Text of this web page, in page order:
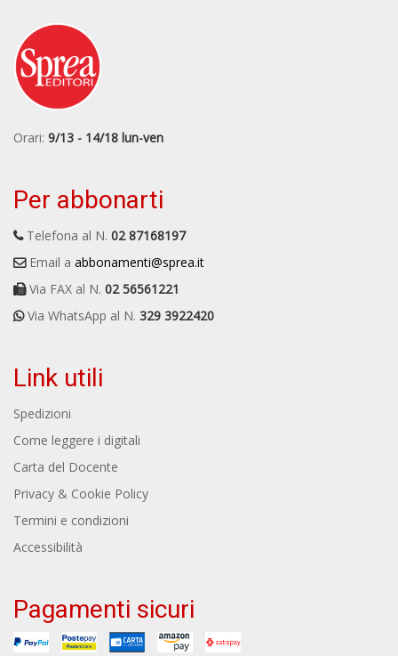
Orari: 9/13 - 14/18 lun-ven
Per abbonarti
Telefona al N. 02 87168197
Email a abbonamenti@sprea.it
Via FAX al N. 02 56561221
Via WhatsApp al N. 329 3922420
Link utili
Spedizioni
Come leggere i digitali
Carta del Docente
Privacy & Cookie Policy
Termini e condizioni
Accessibilità
Pagamenti sicuri